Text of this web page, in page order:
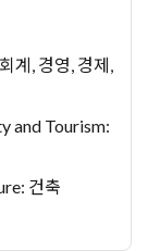
계, 경영, 경제,
and Tourism:
건축